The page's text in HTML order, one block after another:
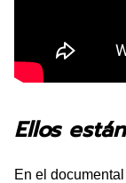
Ellos
En el documental